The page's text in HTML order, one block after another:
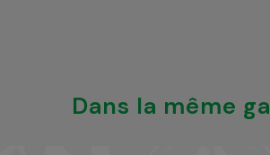
Dans la même